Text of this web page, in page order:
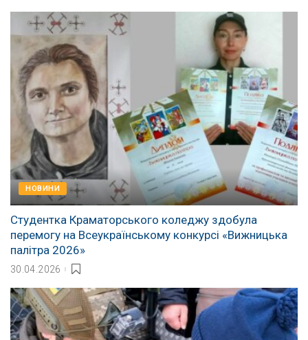
НОВИНИ
Студентка Краматорського коледжу здобула
перемогу на Всеукраїнському конкурсі «Вижницька
палітра 2026»
30.04.2026